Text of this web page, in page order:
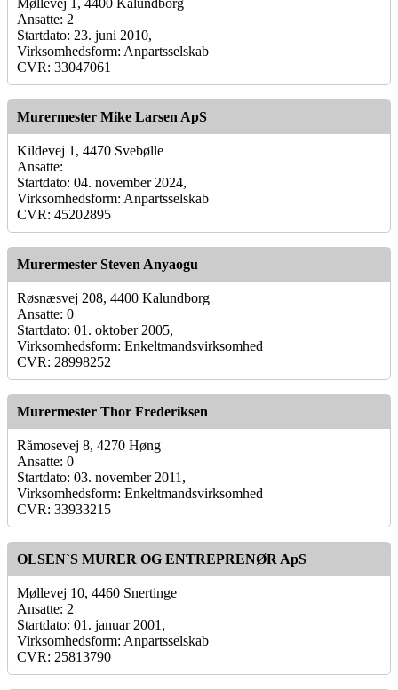
Møllevej 1, 4400 Kalundborg
Ansatte: 2
Startdato: 23. juni 2010,
Virksomhedsform: Anpartsselskab
CVR: 33047061
Murermester Mike Larsen ApS
Kildevej 1, 4470 Svebølle
Ansatte:
Startdato: 04. november 2024,
Virksomhedsform: Anpartsselskab
CVR: 45202895
Murermester Steven Anyaogu
Røsnæsvej 208, 4400 Kalundborg
Ansatte: 0
Startdato: 01. oktober 2005,
Virksomhedsform: Enkeltmandsvirksomhed
CVR: 28998252
Murermester Thor Frederiksen
Råmosevej 8, 4270 Høng
Ansatte: 0
Startdato: 03. november 2011,
Virksomhedsform: Enkeltmandsvirksomhed
CVR: 33933215
OLSEN`S MURER OG ENTREPRENØR ApS
Møllevej 10, 4460 Snertinge
Ansatte: 2
Startdato: 01. januar 2001,
Virksomhedsform: Anpartsselskab
CVR: 25813790